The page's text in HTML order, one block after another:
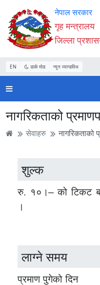
Accessibility
Mode
सुरु
गर्नुहोस्
सामाग्री
पढ्नुहाेस्
नेभिगेसन
पढ्नुहाेस्
वेबसाइट
खोजमा
जानुहोस्
नेपाल सरकार
गृह मन्त्रालय
जिल्ला
EN डार्क मोड न्यून व्यान्डविथ
नागरिकताको
सेवाहरु नागरिकताको
शुल्क
रु. १०।– को टिकट
।
लाग्ने समय
प्रमाण पुगेको दिन